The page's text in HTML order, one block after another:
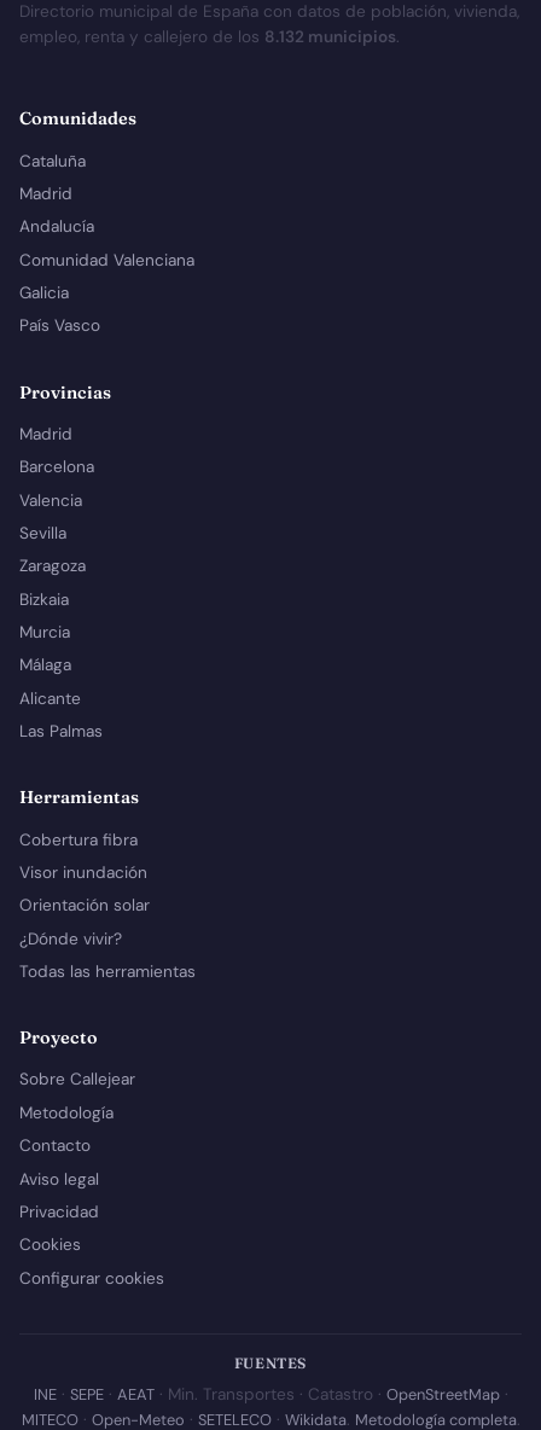
Directorio municipal de España con datos de población, vivienda,
empleo, renta y callejero de los 8.132 municipios.
Comunidades
Cataluña
Madrid
Andalucía
Comunidad Valenciana
Galicia
País Vasco
Provincias
Madrid
Barcelona
Valencia
Sevilla
Zaragoza
Bizkaia
Murcia
Málaga
Alicante
Las Palmas
Herramientas
Cobertura fibra
Visor inundación
Orientación solar
¿Dónde vivir?
Todas las herramientas
Proyecto
Sobre Callejear
Metodología
Contacto
Aviso legal
Privacidad
Cookies
Configurar cookies
FUENTES
INE· SEPE· AEAT· Min. Transportes · Catastro · OpenStreetMap·
MITECO· Open-Meteo · SETELECO· Wikidata. Metodología completa.